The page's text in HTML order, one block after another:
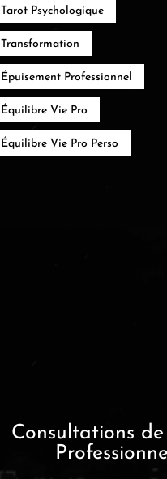
Tarot Psychologique
Transformation
Épuisement Professionnel
Équilibre Vie Pro
Équilibre Vie Pro Perso
Consultations
Professionnel